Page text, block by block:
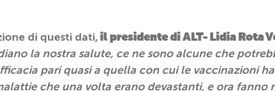
di questi dati, il presidente di ALT- Lidia Rota
la nostra salute, ce ne sono alcune che
pari quasi a quella con cui le vaccinazioni
che una volta erano devastanti, e ora fanno